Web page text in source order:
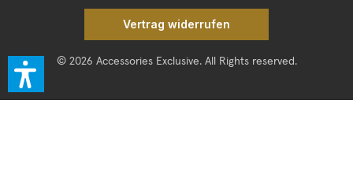
Vertrag widerrufen
© 2026 Accessories Exclusive. All Rights reserved.